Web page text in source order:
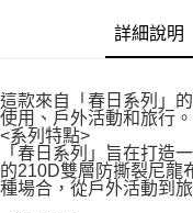
詳細說明
這款來自「春日系列」
使用、戶外活動和旅行。
<系列特點>
「春日系列」旨在打造
的210D雙層防撕裂尼龍
種場合，從戶外活動到